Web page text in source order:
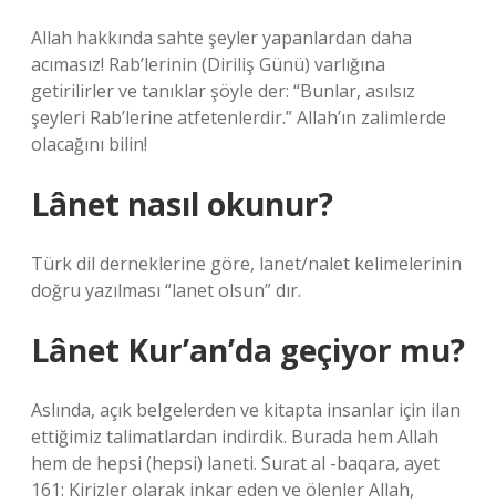
Allah hakkında sahte şeyler yapanlardan daha
acımasız! Rab’lerinin (Diriliş Günü) varlığına
getirilirler ve tanıklar şöyle der: “Bunlar, asılsız
şeyleri Rab’lerine atfetenlerdir.” Allah’ın zalimlerde
olacağını bilin!
Lânet nasıl okunur?
Türk dil derneklerine göre, lanet/nalet kelimelerinin
doğru yazılması “lanet olsun” dır.
Lânet Kur’an’da geçiyor mu?
Aslında, açık belgelerden ve kitapta insanlar için ilan
ettiğimiz talimatlardan indirdik. Burada hem Allah
hem de hepsi (hepsi) laneti. Surat al -baqara, ayet
161: Kirizler olarak inkar eden ve ölenler Allah,